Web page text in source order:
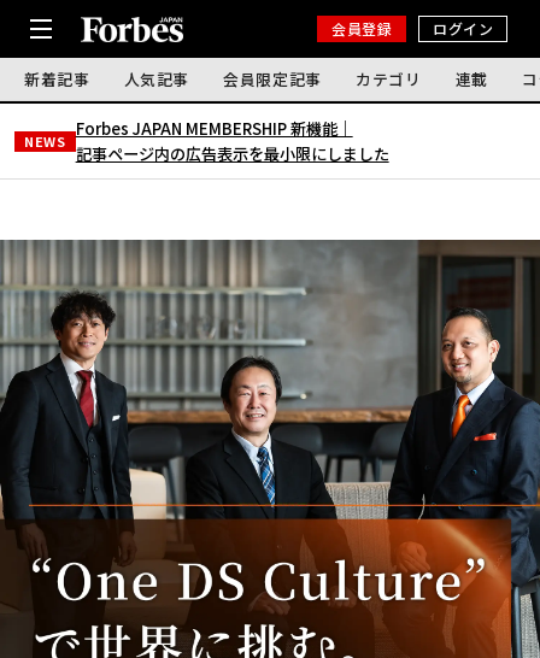
会員登録 ログイン
新着記事 人気記事 会員限定記事 カテゴリ 連載
NEWS
Forbes JAPAN MEMBERSHIP 新機能｜
記事ページ内の広告表示を最小限にしました